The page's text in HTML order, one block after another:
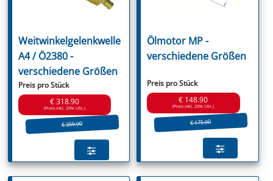
Weitwinkelgelenkwelle
A4 / Ö2380 -
verschiedene Größen
Preis pro Stück
€ 318.90
(Preis inkl. 20% USt.)
€ 359.90
Ölmotor MP -
verschiedene Größen
Preis pro Stück
€ 148.90
(Preis inkl. 20% USt.)
€ 175.90